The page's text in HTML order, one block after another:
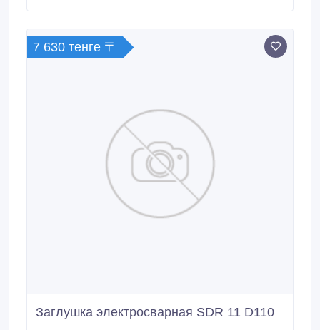
электросварных по оптовым ценам.
7 630 тенге 〒
Заглушка электросварная SDR 11 D110